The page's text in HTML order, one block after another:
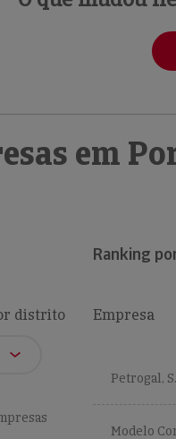
em
distrito
Ranking
Empresa
Petrogal,
Modelo